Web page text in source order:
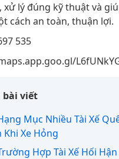
xử lý đúng kỹ thuật và
cách an toàn, thuận lợi.
535
bài viết
Mục Nhiều Tài Xế
Khi Xe Hỏng
Hợp Tài Xế Hối Hận